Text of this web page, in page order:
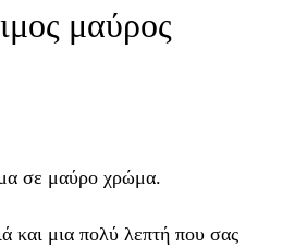
μαύρος
σε μαύρο χρώμα.
και μια πολύ λεπτή που σας